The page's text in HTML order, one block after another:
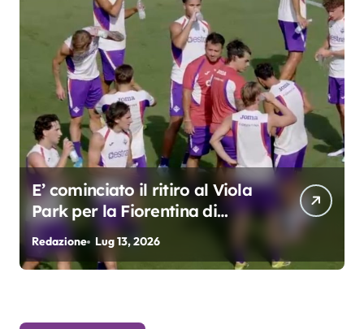
E’ cominciato il ritiro al Viola
Park per la Fiorentina di
Grosso
Redazione Lug 13, 2026